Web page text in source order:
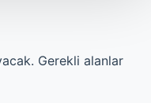
Gerekli alanlar